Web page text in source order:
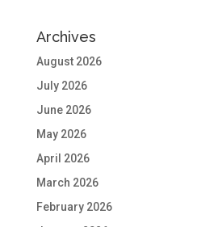
Archives
August 2026
July 2026
June 2026
May 2026
April 2026
March 2026
February 2026